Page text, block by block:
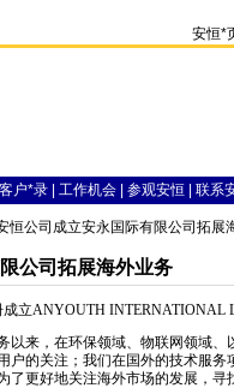
安恒*
客户*录 工作机会 参观安恒 联系
恒公司成立安永国际有限公司拓展
公司拓展海外业务
立ANYOUTH INTERNATIONAL
以来，在环保领域、物联网领域
户的关注；我们在国外的技术服
了更好地关注海外市场的发展，寻